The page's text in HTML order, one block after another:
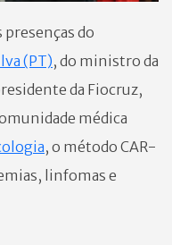
do
(PT), do ministro da
da Fiocruz,
médica
, o método CAR-
linfomas e